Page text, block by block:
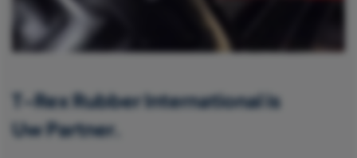
T-Rex Rubber International is
Uw Partner.